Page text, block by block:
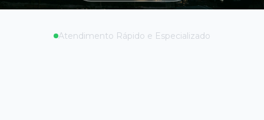
Atendimento Rápido e Especializado